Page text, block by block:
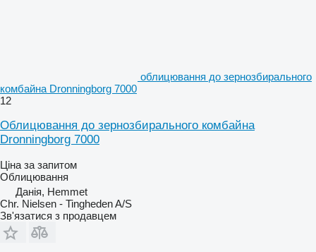
облицювання до зернозбирального
комбайна Dronningborg 7000
12
Облицювання до зернозбирального комбайна
Dronningborg 7000
Ціна за запитом
Облицювання
Данія, Hemmet
Chr. Nielsen - Tingheden A/S
Зв'язатися з продавцем